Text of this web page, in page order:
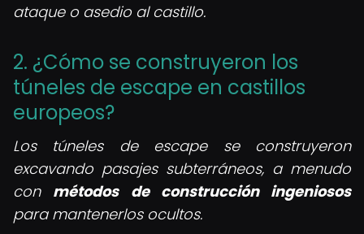
ataque o asedio al castillo.
2. ¿Cómo se construyeron los
túneles de escape en castillos
europeos?
Los túneles de escape se construyeron
excavando pasajes subterráneos, a menudo
con métodos de construcción ingeniosos
para mantenerlos ocultos.